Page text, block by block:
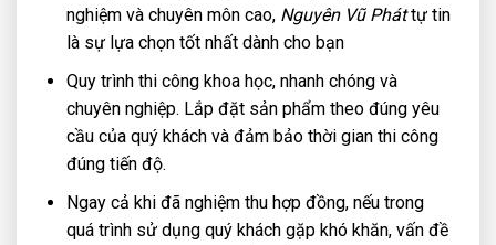
nghiệm và chuyên môn cao, Nguyên Vũ Pháttự tin
là sự lựa chọn tốt nhất dành cho bạn
Quy trình thi công khoa học, nhanh chóng và
chuyên nghiệp. Lắp đặt sản phẩm theo đúng yêu
cầu của quý khách và đảm bảo thời gian thi công
đúng tiến độ.
Ngay cả khi đã nghiệm thu hợp đồng, nếu trong
quá trình sử dụng quý khách gặp khó khăn, vấn đề